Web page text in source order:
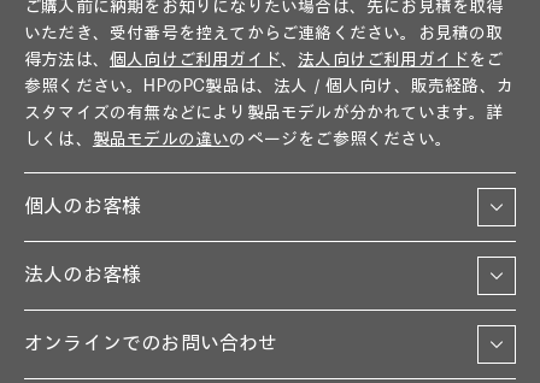
ご購入前に納期をお知りになりたい場合は、先にお見積を取得
いただき、受付番号を控えてからご連絡ください。お見積の取
得方法は、 個人向けご利用ガイド、 法人向けご利用ガイドをご
参照ください。HPのPC製品は、法人／個人向け、販売経路、カ
スタマイズの有無などにより製品モデルが分かれています。詳
しくは、 製品モデルの違いのページをご参照ください。
個人のお客様
法人のお客様
オンラインでのお問い合わせ